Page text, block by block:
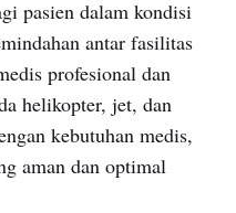
pasien dalam kondisi
antar fasilitas
profesional dan
helikopter, jet, dan
kebutuhan medis,
aman dan optimal